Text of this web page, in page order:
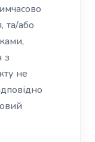
та/або
з
не